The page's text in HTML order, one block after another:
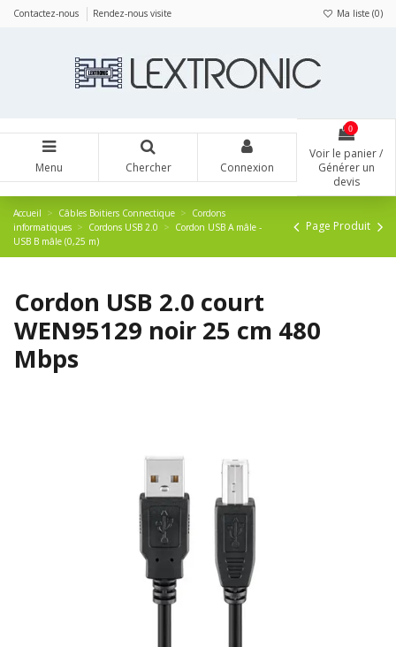
Contactez-nous Rendez-nous visite Ma liste (0)
Menu Chercher Connexion
0
Voir le panier /
Générer un
devis
Accueil Câbles Boitiers Connectique
Cordons
informatiques
Cordons USB 2.0
Cordon USB A mâle -
USB B mâle (0,25 m)
Page Produit
Cordon USB 2.0 court
WEN95129 noir 25 cm 480
Mbps
Panneau de gestion des cookies